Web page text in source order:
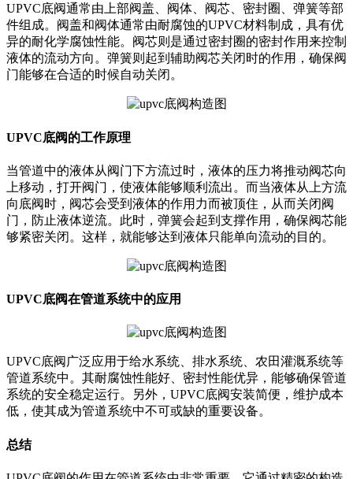
UPVC底阀通常由上部阀盖、阀体、阀芯、密封圈、弹簧等部
件组成。阀盖和阀体通常由耐腐蚀的UPVC材料制成，具有优
异的耐化学腐蚀性能。阀芯则是通过密封圈的密封作用来控制
液体的流动方向。弹簧则起到辅助阀芯关闭时的作用，确保阀
门能够在合适的时候自动关闭。
UPVC底阀的工作原理
当管道中的液体从阀门下方流过时，液体的压力将推动阀芯向
上移动，打开阀门，使液体能够顺利流出。而当液体从上方流
向底阀时，阀芯会受到液体的作用力而被顶住，从而关闭阀
门，防止液体逆流。此时，弹簧会起到支撑作用，确保阀芯能
够紧密关闭。这样，就能够达到液体只能单向流动的目的。
UPVC底阀在管道系统中的应用
UPVC底阀广泛应用于给水系统、排水系统、农田灌溉系统等
管道系统中。其耐腐蚀性能好、密封性能优异，能够确保管道
系统的安全稳定运行。另外，UPVC底阀安装简便，维护成本
低，使其成为管道系统中不可或缺的重要设备。
总结